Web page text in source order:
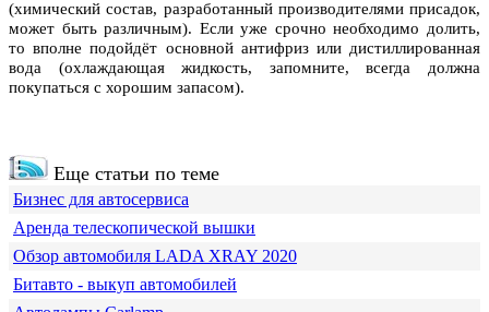
(химический состав, разработанный производителями присадок,
может быть различным). Если уже срочно необходимо долить,
то вполне подойдёт основной антифриз или дистиллированная
вода (охлаждающая жидкость, запомните, всегда должна
покупаться с хорошим запасом).
Еще статьи по теме
Бизнес для автосервиса
Аренда телескопической вышки
Обзор автомобиля LADA XRAY 2020
Битавто - выкуп автомобилей